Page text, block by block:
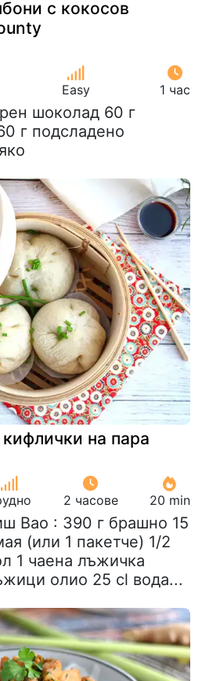
с кокосов
Easy 1 час
шоколад 60 г
г подсладено
на пара
2 часове 20 min
Bao : 390 г брашно 15
(или 1 пакетче) 1/2
1 чаена лъжичка
олио 25 cl вода...